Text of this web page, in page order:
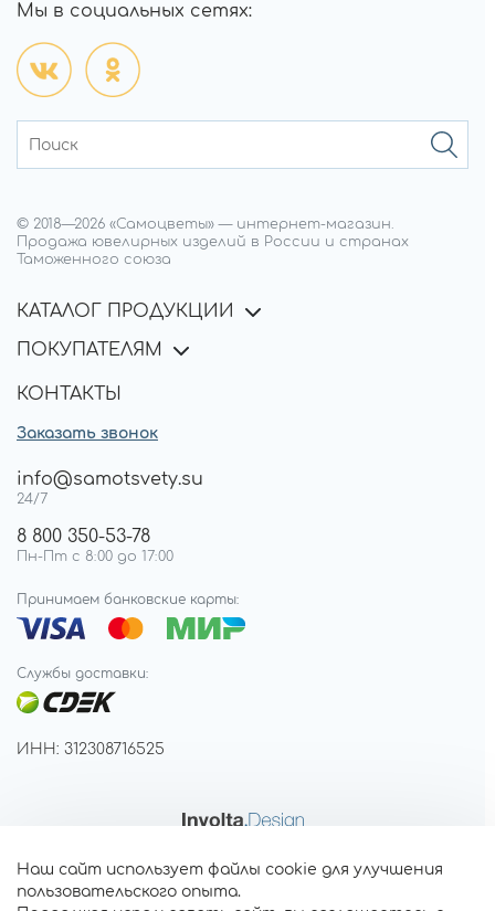
Мы в социальных сетях:
© 2018—2026 «Самоцветы» — интернет-магазин.
Продажа ювелирных изделий в России и странах
Таможенного союза
КАТАЛОГ ПРОДУКЦИИ
ПОКУПАТЕЛЯМ
КОНТАКТЫ
Заказать звонок
info@samotsvety.su
24/7
8 800 350-53-78
Пн-Пт с 8:00 до 17:00
Принимаем банковские карты:
Службы доставки:
ИНН: 312308716525
Наш сайт использует файлы cookie для улучшения
пользовательского опыта.